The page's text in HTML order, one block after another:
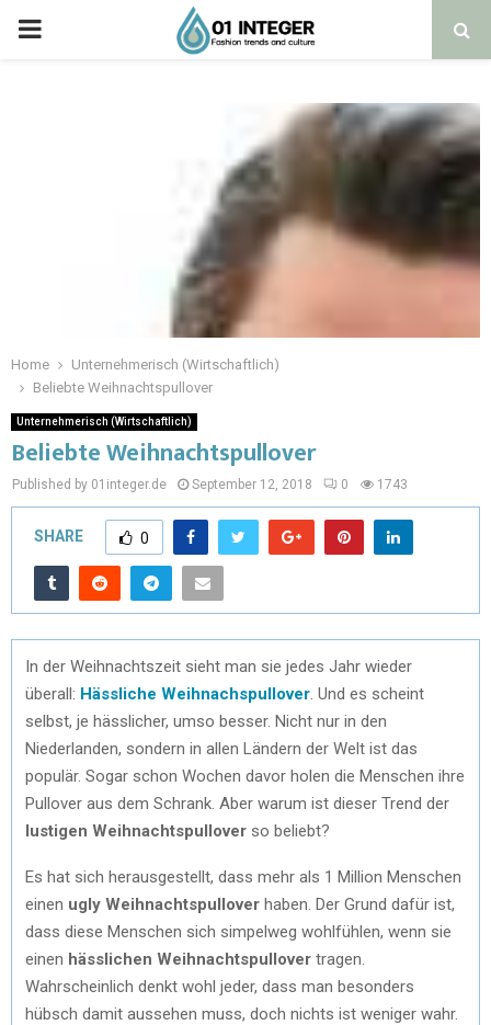
Home
Unternehmerisch (Wirtschaftlich)
Beliebte Weihnachtspullover
Unternehmerisch (Wirtschaftlich)
Beliebte Weihnachtspullover
Published by 01integer.de September 12, 2018 0 1743
SHARE 0
In der Weihnachtszeit sieht man sie jedes Jahr wieder
überall: Hässliche Weihnachspullover . Und es scheint
selbst, je hässlicher, umso besser. Nicht nur in den
Niederlanden, sondern in allen Ländern der Welt ist das
populär. Sogar schon Wochen davor holen die Menschen ihre
Pullover aus dem Schrank. Aber warum ist dieser Trend der
lustigen Weihnachtspullover so beliebt?
Es hat sich herausgestellt, dass mehr als 1 Million Menschen
einen ugly Weihnachtspullover haben. Der Grund dafür ist,
dass diese Menschen sich simpelweg wohlfühlen, wenn sie
einen hässlichen Weihnachtspullover tragen.
Wahrscheinlich denkt wohl jeder, dass man besonders
hübsch damit aussehen muss, doch nichts ist weniger wahr.